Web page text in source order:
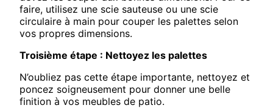
faire, utilisez une scie sauteuse ou une scie
circulaire à main pour couper les palettes selon
vos propres dimensions.
Troisième étape : Nettoyez les palettes
N’oubliez pas cette étape importante, nettoyez et
poncez soigneusement pour donner une belle
finition à vos meubles de patio.